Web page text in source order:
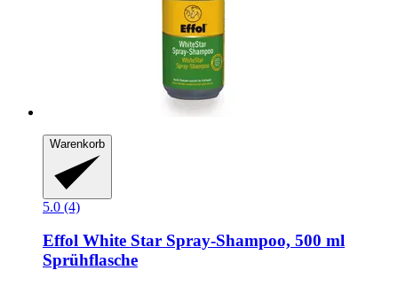
Warenkorb
5.0 (4)
Effol White Star Spray-​Shampoo, 500 ml
Sprühflasche